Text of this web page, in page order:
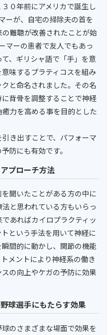
０年前にアメリカで誕生し
ーが、自宅の掃除夫の首を
難聴が改善されたことが始
マーの患者で友人でもあっ
、ギリシャ語で「手」を意
味するプラティコスを組み
と命名されました。その名
背骨を調整することで神経
力を高める事を目的とした
き出すことで、パフォーマ
防にも有効です。
プローチ方法
聞いたことがある方の中に
と思われている方もいらっ
あればカイロプラクティッ
という手法を用いて神経に
間的に動かし、関節の機能
メントにより神経系の働き
の向上やケガの予防に効果
球選手にもたらす効果
のさまざまな場面で効果を